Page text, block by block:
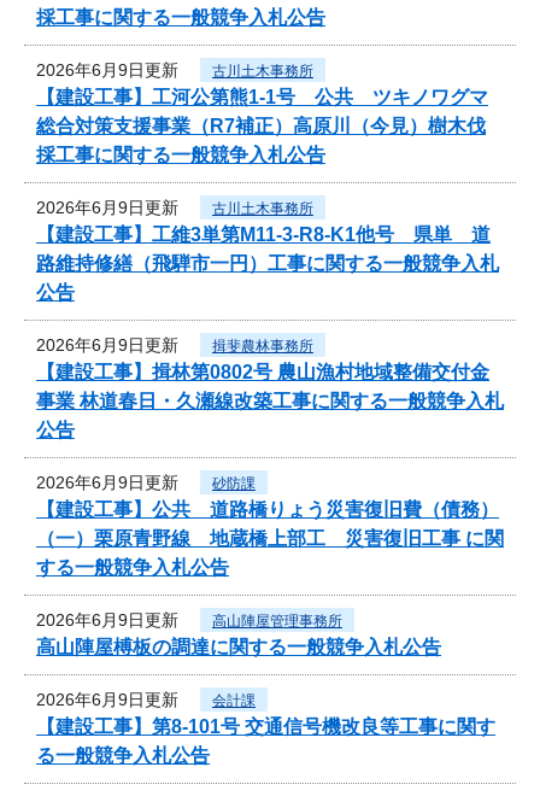
採工事に関する一般競争入札公告
2026年6月9日更新 古川土木事務所
【建設工事】工河公第熊1-1号 公共 ツキノワグマ
総合対策支援事業（R7補正）高原川（今見）樹木伐
採工事に関する一般競争入札公告
2026年6月9日更新 古川土木事務所
【建設工事】工維3単第M11-3-R8-K1他号 県単 道
路維持修繕（飛騨市一円）工事に関する一般競争入札
公告
2026年6月9日更新 揖斐農林事務所
【建設工事】揖林第0802号 農山漁村地域整備交付金
事業 林道春日・久瀬線改築工事に関する一般競争入札
公告
2026年6月9日更新 砂防課
【建設工事】公共 道路橋りょう災害復旧費（債務）
（一）栗原青野線 地蔵橋上部工 災害復旧工事 に関
する一般競争入札公告
2026年6月9日更新 高山陣屋管理事務所
高山陣屋榑板の調達に関する一般競争入札公告
2026年6月9日更新 会計課
【建設工事】第8-101号 交通信号機改良等工事に関す
る一般競争入札公告